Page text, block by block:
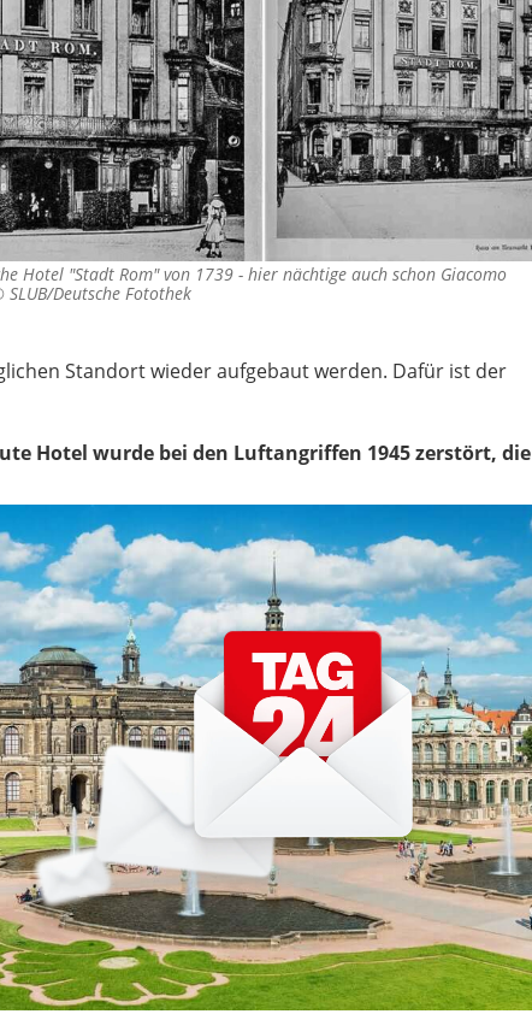
Hotel "Stadt Rom" von 1739 - hier nächtige auch schon Giacomo
SLUB/Deutsche Fotothek
Standort wieder aufgebaut werden. Dafür ist der
Hotel wurde bei den Luftangriffen 1945 zerstört, die